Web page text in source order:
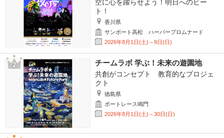
空に心を躍らせよう！明日へのビー
ト！
香川県
サンポート高松 ハーバープロムナード
2026年8月1日(土)～9日(日)
チームラボ 学ぶ！未来の遊園地
共創がコンセプト 教育的なプロジェ
クト
徳島県
ボートレース鳴門
2026年8月1日(土)～30日(日)